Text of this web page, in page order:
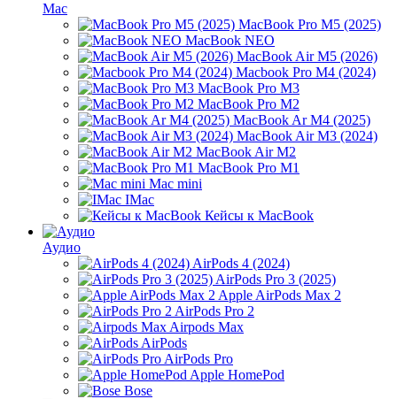
Mac
MacBook Pro M5 (2025)
MacBook NEO
MacBook Air M5 (2026)
Macbook Pro M4 (2024)
MacBook Pro M3
MacBook Pro M2
MacBook Ar M4 (2025)
MacBook Air M3 (2024)
MacBook Air M2
MacBook Pro M1
Mac mini
IMac
Кейсы к MacBook
Аудио
AirPods 4 (2024)
AirPods Pro 3 (2025)
Apple AirPods Max 2
AirPods Pro 2
Airpods Max
AirPods
AirPods Pro
Apple HomePod
Bose